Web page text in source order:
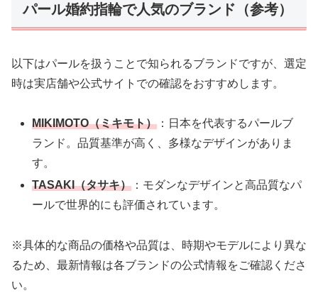
パール婚約指輪で人気のブランド（参考）
以下はパールを扱うことで知られるブランドですが、選定
時は実店舗や公式サイトでの確認をおすすめします。
MIKIMOTO（ミキモト） ：日本を代表するパールブ
ランド。品質基準が高く、多様なデザインがありま
す。
TASAKI（タサキ） ：モダンなデザインと高品質なパ
ールで世界的にも評価されています。
※具体的な商品の価格や品質は、時期やモデルにより異な
るため、最新情報は各ブランドの公式情報をご確認くださ
い。